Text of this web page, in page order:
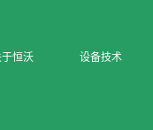
恒沃 设备技术